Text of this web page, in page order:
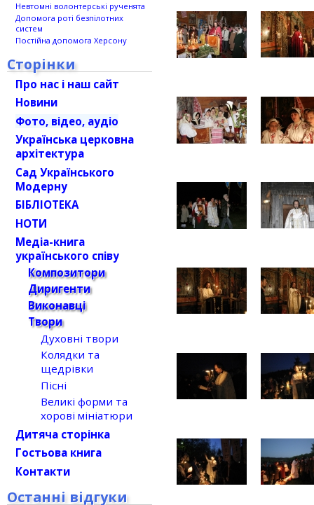
Невтомні волонтерські рученята
Допомога роті безпілотних
систем
Постійна допомога Херсону
Сторінки
Про нас і наш сайт
Новини
Фото, відео, аудіо
Українська церковна
архітектура
Сад Українського
Модерну
БІБЛІОТЕКА
НОТИ
Медіа-книга
українського співу
Композитори
Диригенти
Виконавці
Твори
Духовні твори
Колядки та
щедрівки
Пісні
Великі форми та
хорові мініатюри
Дитяча сторінка
Гостьова книга
Контакти
Останні відгуки